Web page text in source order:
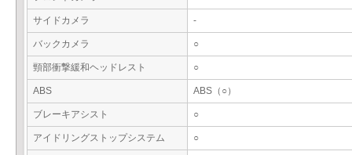
サイドカメラ -
バックカメラ ○
頸部衝撃緩和ヘッドレスト ○
ABS ABS（○）
ブレーキアシスト ○
アイドリングストップシステム ○